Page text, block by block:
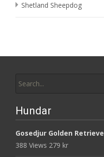
Shetland Sheepdog
for:
Hundar
Gosedjur Golden
388 Views 279 kr